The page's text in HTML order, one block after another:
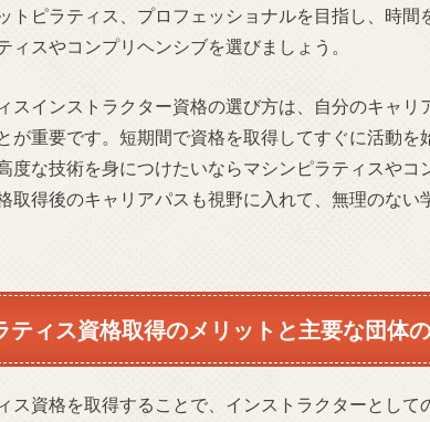
トピラティス、プロフェッショナルを目指し、時
ィスやコンプリヘンシブを選びましょう。
スインストラクター資格の選び方は、自分のキャ
が重要です。短期間で資格を取得してすぐに活動
度な技術を身につけたいならマシンピラティスやコ
取得後のキャリアパスも視野に入れて、無理のな
ティス資格取得のメリットと主要な団体
ス資格を取得することで、インストラクターとし